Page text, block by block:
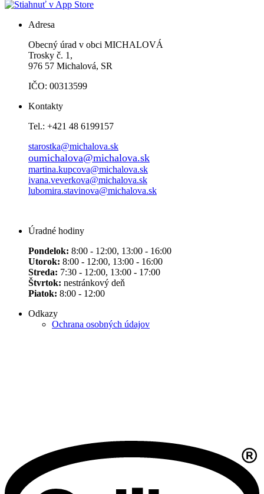
Adresa
Obecný úrad v obci MICHALOVÁ
Trosky č. 1,
976 57 Michalová, SR
IČO: 00313599
Kontakty
Tel.: +421 48 6199157
starostka@michalova.sk
oumichalova@michalova.sk
martina.kupcova@michalova.sk
ivana.veverkova@michalova.sk
lubomira.stavinova@michalova.sk
Úradné hodiny
Pondelok: 8:00 - 12:00, 13:00 - 16:00
Utorok: 8:00 - 12:00, 13:00 - 16:00
Streda: 7:30 - 12:00, 13:00 - 17:00
Štvrtok: nestránkový deň
Piatok: 8:00 - 12:00
Odkazy
Ochrana osobných údajov